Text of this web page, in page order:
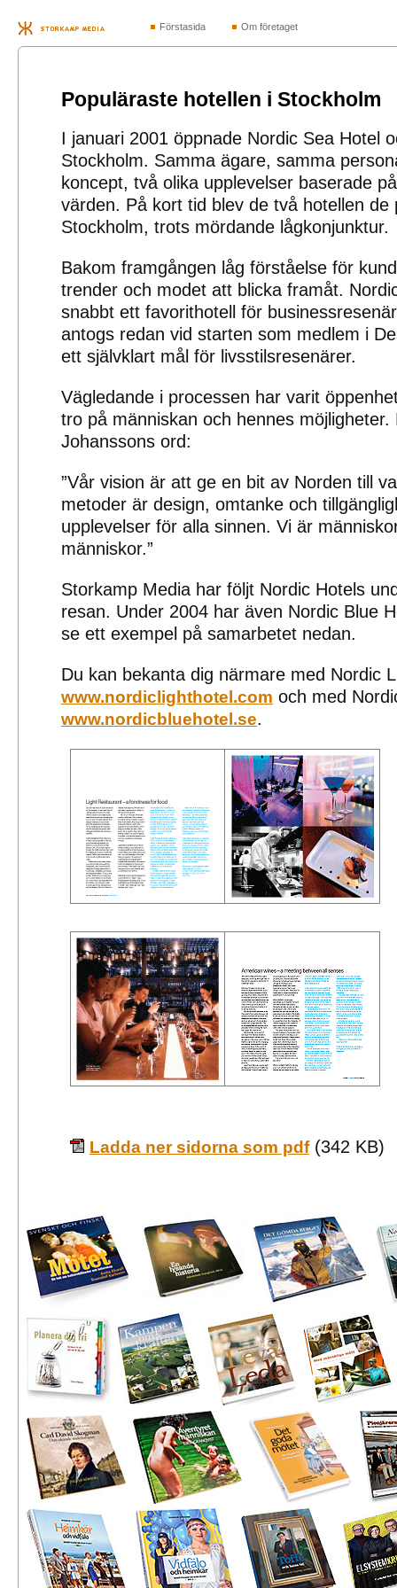
Förstasida Om företaget
Populäraste hotellen i Stockholm
I januari 2001 öppnade Nordic Sea Hotel
Stockholm. Samma ägare, samma
koncept, två olika upplevelser baserade
värden. På kort tid blev de två hotellen de
Stockholm, trots mördande lågkonjunktur.
Bakom framgången låg förståelse för
trender och modet att blicka framåt.
snabbt ett favorithotell för
antogs redan vid starten som medlem i
ett självklart mål för livsstilsresenärer.
Vägledande i processen har varit
tro på människan och hennes möjligheter.
Johanssons ord:
”Vår vision är att ge en bit av Norden till
metoder är design, omtanke och
upplevelser för alla sinnen. Vi är
människor.”
Storkamp Media har följt Nordic Hotels
resan. Under 2004 har även Nordic Blue
se ett exempel på samarbetet nedan.
Du kan bekanta dig närmare med Nordic
www.nordiclighthotel.com och med
www.nordicbluehotel.se.
Ladda ner sidorna som pdf(342 KB)